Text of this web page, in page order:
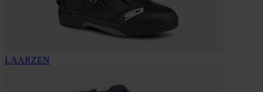
LAARZEN